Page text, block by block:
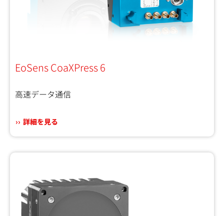
EoSens CoaXPress 6
高速データ通信
詳細を見る